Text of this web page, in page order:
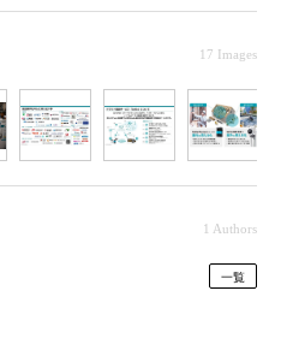
17 Images
1 Authors
一覧